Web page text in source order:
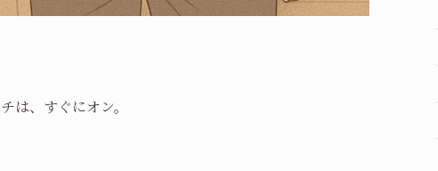
は、すぐにオン。